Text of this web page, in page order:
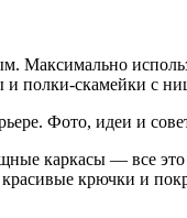
Максимально
полки-скамейки с
каркасы — все
крючки и